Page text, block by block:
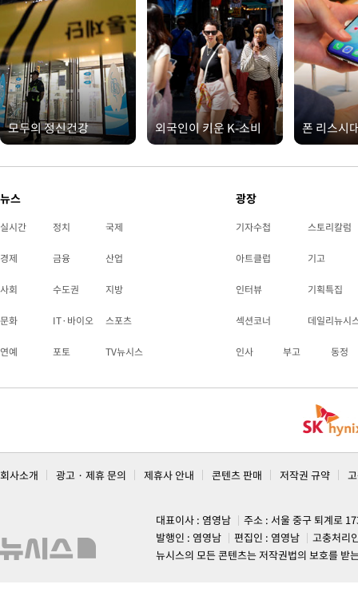
모두의 정신건강 외국인이 키운 K-소비 폰 리스시
뉴스
실시간 정치 국제
경제 금융 산업
사회 수도권 지방
문화 IT·바이오 스포츠
연예 포토 TV뉴시스
광장
기자수첩 스토리칼럼
아트클럽 기고
인터뷰 기획특집
섹션코너 데일리뉴시
인사 부고 동정
회사소개 광고 · 제휴 문의 제휴사 안내 콘텐츠 판매 저작권 규약
대표이사 : 염영남
주소 : 서울 중구 퇴계로
발행인 : 염영남
편집인 : 염영남
고충처리
뉴시스의 모든 콘텐츠는 저작권법의 보호를